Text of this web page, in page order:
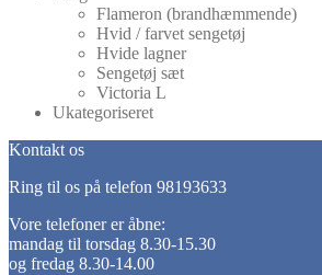
Flameron (brandhæmmende)
Hvid / farvet sengetøj
Hvide lagner
Sengetøj sæt
Victoria L
Ukategoriseret
Kontakt os
Ring til os på telefon 98193633
Vore telefoner er åbne:
mandag til torsdag 8.30-15.30
og fredag 8.30-14.00